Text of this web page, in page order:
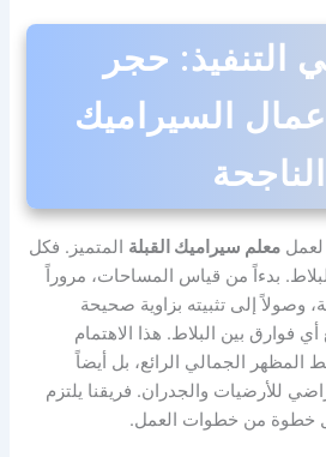
التنفيذ: حجر
السيراميك
الناجحة
لعملمعلم سيراميك القبلة المتميز. فكل
بدءاً من قياس المساحات، مروراً
وصولاً إلى تثبيته بزاوية صحيحة
فوارق بين البلاط. هذا الاهتمام
الجمالي الرائع، بل أيضاً
للأرضيات والجدران. فريقنا يلتزم
خطوة من خطوات العمل.